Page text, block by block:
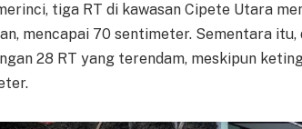
tiga RT di kawasan Cipete Utara
mencapai 70 sentimeter. Sementara
28 RT yang terendam, meskipun